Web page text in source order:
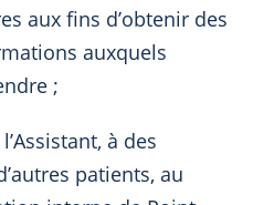
aux fins d’obtenir des
auxquels
;
à des
patients, au